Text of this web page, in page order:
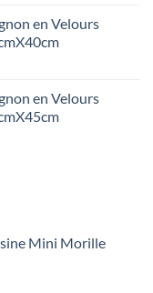
en Velours
en Velours
Mini Morille